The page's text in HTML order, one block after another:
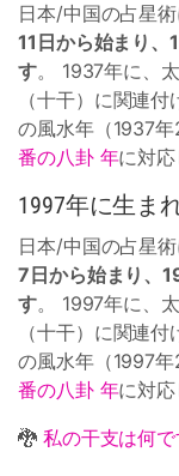
日本/中国の占星術
11日から始まり
す。 1937年に、
（十干）に関連
の風水年（1937
番の八卦 年に対応
1997年に生ま
日本/中国の占星術
7日から始まり、
す。 1997年に、
（十干）に関連
の風水年（1997
番の八卦 年に対応
🐉 私の干支は何で